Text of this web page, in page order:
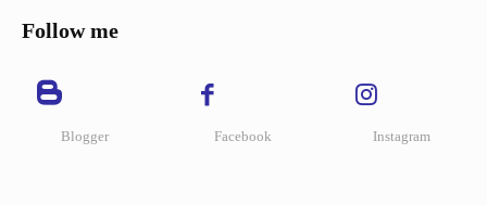
Follow me
Blogger Facebook Instagram